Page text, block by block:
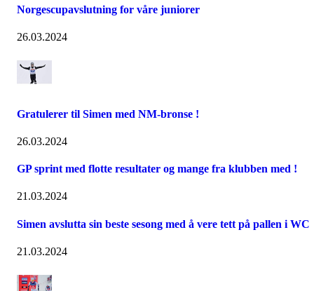
Norgescupavslutning for våre juniorer
26.03.2024
Gratulerer til Simen med NM-bronse !
26.03.2024
GP sprint med flotte resultater og mange fra klubben med !
21.03.2024
Simen avslutta sin beste sesong med å vere tett på pallen i WC
21.03.2024